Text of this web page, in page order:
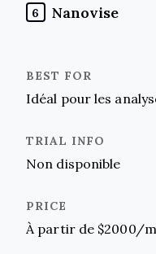
6 Nanovise
Idéal pour les
Non disponible
À partir de $2000/